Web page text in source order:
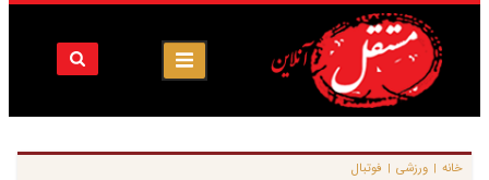
خانه | ورزشی | فوتبال